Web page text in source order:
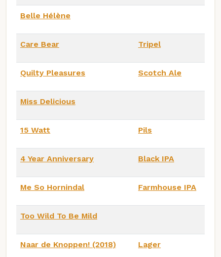
Belle Hélène
Care Bear Tripel
Quilty Pleasures Scotch Ale
Miss Delicious
15 Watt Pils
4 Year Anniversary Black IPA
Me So Hornindal Farmhouse IPA
Too Wild To Be Mild
Naar de Knoppen! (2018) Lager